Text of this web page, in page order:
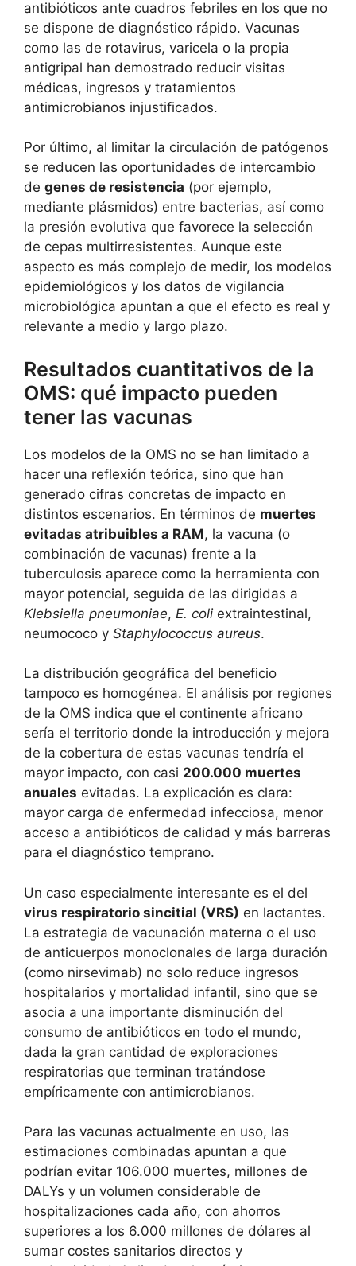
antibióticos ante cuadros febriles en los que no
se dispone de diagnóstico rápido. Vacunas
como las de rotavirus, varicela o la propia
antigripal han demostrado reducir visitas
médicas, ingresos y tratamientos
antimicrobianos injustificados.
Por último, al limitar la circulación de patógenos
se reducen las oportunidades de intercambio
de genes de resistencia (por ejemplo,
mediante plásmidos) entre bacterias, así como
la presión evolutiva que favorece la selección
de cepas multirresistentes. Aunque este
aspecto es más complejo de medir, los modelos
epidemiológicos y los datos de vigilancia
microbiológica apuntan a que el efecto es real y
relevante a medio y largo plazo.
Resultados cuantitativos de la
OMS: qué impacto pueden
tener las vacunas
Los modelos de la OMS no se han limitado a
hacer una reflexión teórica, sino que han
generado cifras concretas de impacto en
distintos escenarios. En términos de muertes
evitadas atribuibles a RAM, la vacuna (o
combinación de vacunas) frente a la
tuberculosis aparece como la herramienta con
mayor potencial, seguida de las dirigidas a
Klebsiella pneumoniae, E. coli extraintestinal,
neumococo y Staphylococcus aureus.
La distribución geográfica del beneficio
tampoco es homogénea. El análisis por regiones
de la OMS indica que el continente africano
sería el territorio donde la introducción y mejora
de la cobertura de estas vacunas tendría el
mayor impacto, con casi 200.000 muertes
anuales evitadas. La explicación es clara:
mayor carga de enfermedad infecciosa, menor
acceso a antibióticos de calidad y más barreras
para el diagnóstico temprano.
Un caso especialmente interesante es el del
virus respiratorio sincitial (VRS) en lactantes.
La estrategia de vacunación materna o el uso
de anticuerpos monoclonales de larga duración
(como nirsevimab) no solo reduce ingresos
hospitalarios y mortalidad infantil, sino que se
asocia a una importante disminución del
consumo de antibióticos en todo el mundo,
dada la gran cantidad de exploraciones
respiratorias que terminan tratándose
empíricamente con antimicrobianos.
Para las vacunas actualmente en uso, las
estimaciones combinadas apuntan a que
podrían evitar 106.000 muertes, millones de
DALYs y un volumen considerable de
hospitalizaciones cada año, con ahorros
superiores a los 6.000 millones de dólares al
sumar costes sanitarios directos y